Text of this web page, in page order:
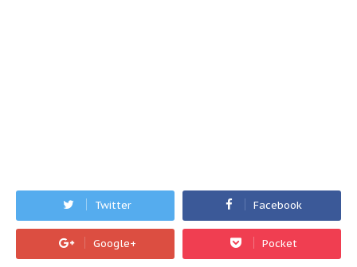
Twitter Facebook
Google+ Pocket